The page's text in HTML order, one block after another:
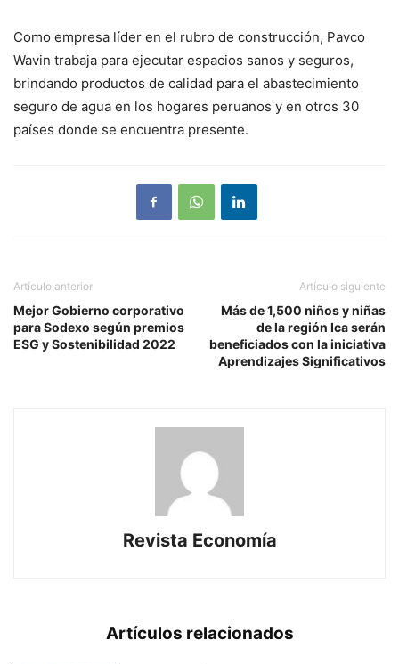
Como empresa líder en el rubro de construcción, Pavco
Wavin trabaja para ejecutar espacios sanos y seguros,
brindando productos de calidad para el abastecimiento
seguro de agua en los hogares peruanos y en otros 30
países donde se encuentra presente.
Artículo anterior
Mejor Gobierno corporativo
para Sodexo según premios
ESG y Sostenibilidad 2022
Artículo siguiente
Más de 1,500 niños y niñas
de la región Ica serán
beneficiados con la iniciativa
Aprendizajes Significativos
Revista Economía
Artículos relacionados